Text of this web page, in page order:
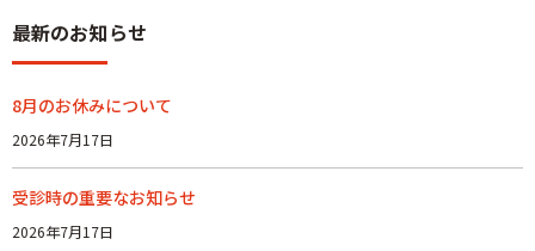
最新のお知らせ
8月のお休みについて
2026年7月17日
受診時の重要なお知らせ
2026年7月17日